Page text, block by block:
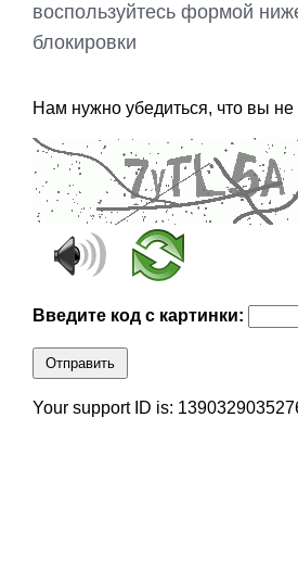
воспользуйтесь формой
блокировки
Нам нужно убедиться, что вы не
Введите код с картинки:
Отправить
Your support ID is: